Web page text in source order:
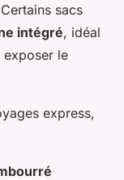
sacs
intégré, idéal
exposer le
express,